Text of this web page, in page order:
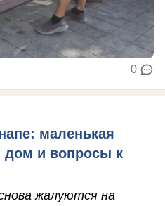
0
маленькая
дом и вопросы к
жалуются на